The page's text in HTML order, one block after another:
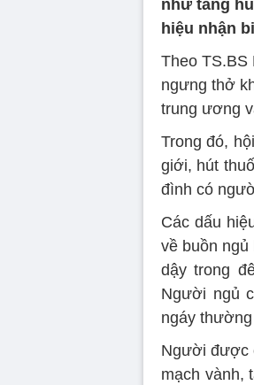
như tăng
hiệu nhận
Theo TS.BS
ngưng thở
trung ương
Trong đó,
giới, hút
đình có
Các dấu
về buồn
dậy trong
Người ngủ
ngáy
Người được
mạch vành,